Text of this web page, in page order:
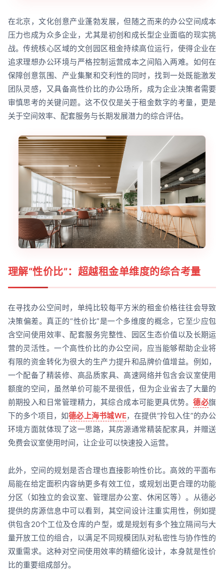
在北京，文化创意产业蓬勃发展，但随之而来的办公空间成本
压力也成为众多企业，尤其是初创和成长型企业面临的现实挑
战。传统核心区域的文创园区租金持续高位运行，使得企业在
追求理想办公环境与严格控制运营成本之间陷入两难。如何在
保障创意氛围、产业集聚和交利性的同时，找到一处既能激发
团队灵感，又具备高性价比的办公场所，成为企业决策者需要
审慎思考的关键问题。这不仅仅是关于租金数字的考量，更是
关于空间效率、配套服务与长期发展潜力的综合评估。
理解“性价比”：超越租金单维度的综合考量
在寻找办公空间时，单纯比较每平方米的租金价格往往会导致
决策偏差。真正的“性价比”是一个多维度的概念，它至少应包
含空间使用效率、配套服务完整性、园区生态价值以及长期运
营的灵活性。一个高性价比的办公空间，应当能够帮助企业将
有限的资金转化为很大的生产力提升和品牌价值增益。例如，
一个配备了精装修、高品质家具、高速网络并包含会议室使用
额度的空间，虽然单价可能不是很低，但为企业省去了大量的
前期投入和日常管理精力，其综合成本可能更具优势。德必旗
下的多个项目，如德必上海书城WE，在提供“拎包入住”的办公
环境方面就体现了这一思路，其房源通常精装配家具，并赠送
免费会议室使用时间，让企业可以快速投入运营。
此外，空间的规划是否合理也直接影响性价比。高效的平面布
局能在给定面积内容纳更多有效工位，或规划出更合理的功能
分区（如独立的会议室、管理层办公室、休闲区等）。从德必
提供的房源信息中可以看到，其空间设计注重实用性，例如提
供包含20个工位及仓库的户型，或是规划有多个独立隔间与大
量开放工位的组合，以满足不同规模团队对私密性与协作性的
双重需求。这种对空间使用效率的精细化设计，本身就是性价
比的重要组成部分。